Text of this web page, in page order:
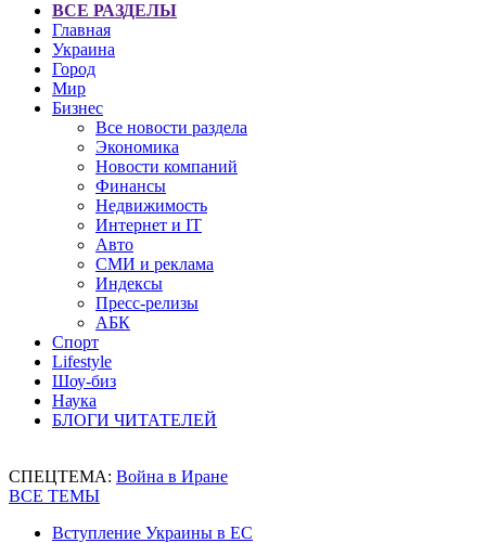
ВСЕ РАЗДЕЛЫ
Главная
Украина
Город
Мир
Бизнес
Все новости раздела
Экономика
Новости компаний
Финансы
Недвижимость
Интернет и IT
Авто
СМИ и реклама
Индексы
Пресс-релизы
АБК
Спорт
Lifestyle
Шоу-биз
Наука
БЛОГИ ЧИТАТЕЛЕЙ
СПЕЦТЕМА: Война в Иране
ВСЕ ТЕМЫ
Вступление Украины в ЕС